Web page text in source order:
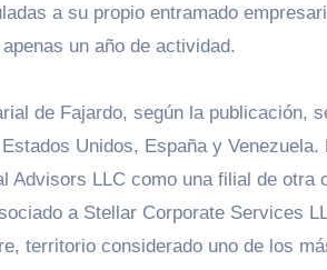
a su propio entramado
un año de actividad.
de Fajardo, según la publicación,
Unidos, España y
Advisors LLC como una filial de
a Stellar Corporate Services
territorio considerado uno de los